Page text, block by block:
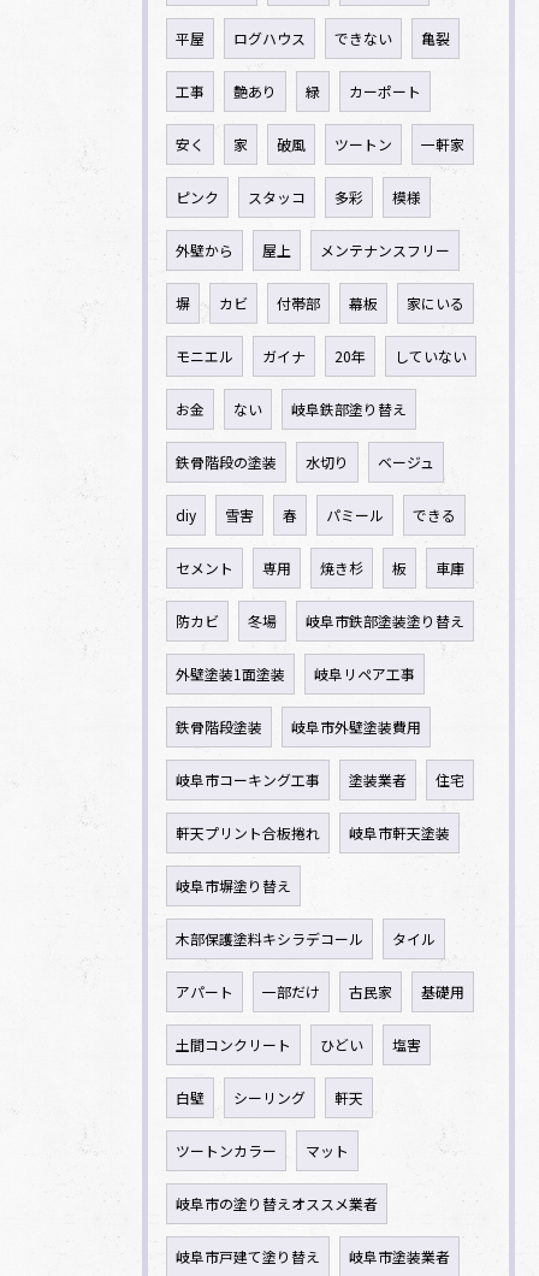
平屋 ログハウス できない 亀裂
工事 艶あり 緑 カーポート
安く 家 破風 ツートン 一軒家
ピンク スタッコ 多彩 模様
外壁から 屋上 メンテナンスフリー
塀 カビ 付帯部 幕板 家にいる
モニエル ガイナ 20年 していない
お金 ない 岐阜鉄部塗り替え
鉄骨階段の塗装 水切り ベージュ
diy 雪害 春 パミール できる
セメント 専用 焼き杉 板 車庫
防カビ 冬場 岐阜市鉄部塗装塗り替え
外壁塗装1面塗装 岐阜リペア工事
鉄骨階段塗装 岐阜市外壁塗装費用
岐阜市コーキング工事 塗装業者 住宅
軒天プリント合板捲れ 岐阜市軒天塗装
岐阜市塀塗り替え
木部保護塗料キシラデコール タイル
アパート 一部だけ 古民家 基礎用
土間コンクリート ひどい 塩害
白壁 シーリング 軒天
ツートンカラー マット
岐阜市の塗り替えオススメ業者
岐阜市戸建て塗り替え 岐阜市塗装業者